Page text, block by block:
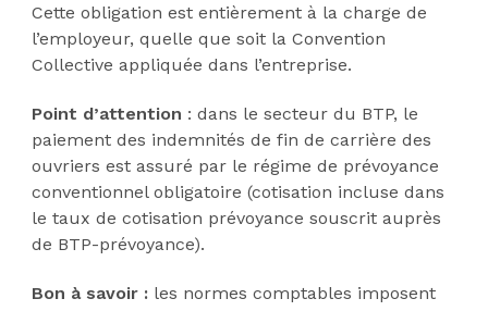
Cette obligation est entièrement à la charge de
l’employeur, quelle que soit la Convention
Collective appliquée dans l’entreprise.
Point d’attention : dans le secteur du BTP, le
paiement des indemnités de fin de carrière des
ouvriers est assuré par le régime de prévoyance
conventionnel obligatoire (cotisation incluse dans
le taux de cotisation prévoyance souscrit auprès
de BTP-prévoyance).
Bon à savoir : les normes comptables imposent